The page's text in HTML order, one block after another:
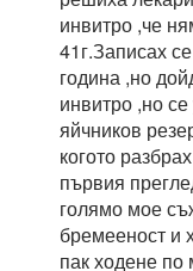
инвитро ,че
41г.Записах
година ,но
инвитро ,но
яйчников
когото
първия
голямо мое
бремееност и
пак ходене по